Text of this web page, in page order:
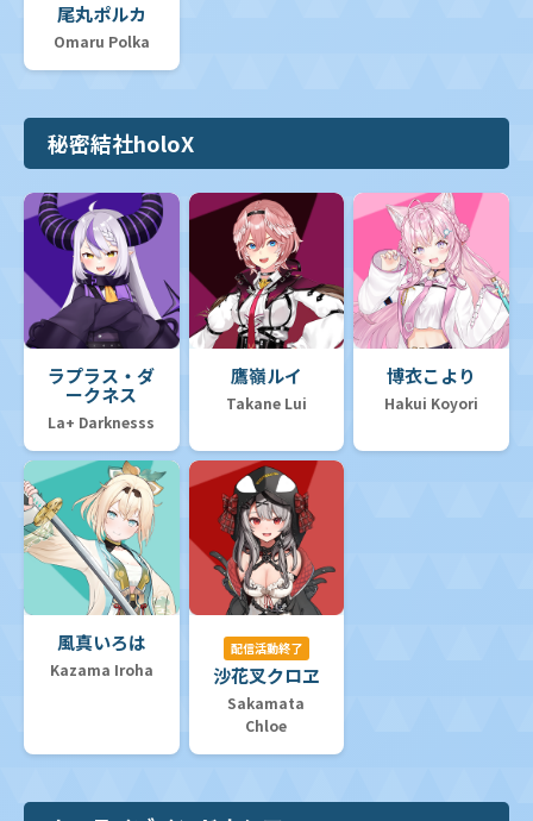
尾丸ポルカ
Omaru Polka
秘密結社holoX
ラプラス・ダ
ークネス
La+ Darknesss
鷹嶺ルイ
Takane Lui
博衣こより
Hakui Koyori
風真いろは
Kazama Iroha
配信活動終了
沙花叉クロヱ
Sakamata
Chloe